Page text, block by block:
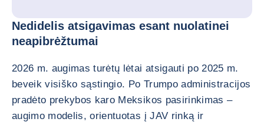
Nedidelis atsigavimas esant nuolatinei
neapibrėžtumai
2026 m. augimas turėtų lėtai atsigauti po 2025 m.
beveik visiško sąstingio. Po Trumpo administracijos
pradėto prekybos karo Meksikos pasirinkimas –
augimo modelis, orientuotas į JAV rinką ir